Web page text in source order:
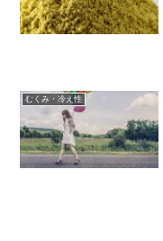
むくみ・冷え性